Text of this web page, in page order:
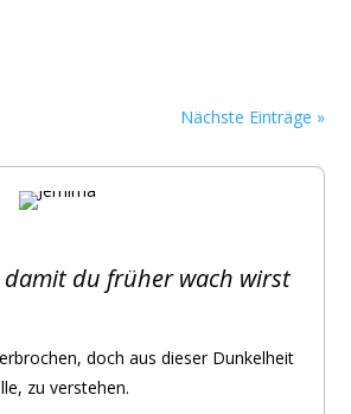
Nächste Einträge »
damit du früher wach wirst
doch aus dieser Dunkelheit
zu verstehen.